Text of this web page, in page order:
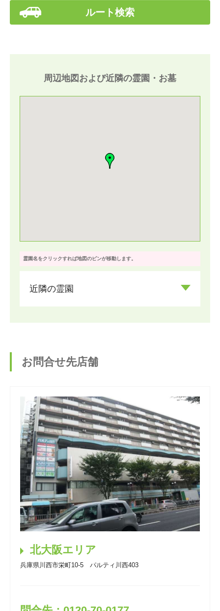
ルート検索
周辺地図および近隣の霊園・お墓
霊園名をクリックすれば地図のピンが移動します。
近隣の霊園
お問合せ先店舗
北大阪エリア
兵庫県川西市栄町10-5 パルティ川西403